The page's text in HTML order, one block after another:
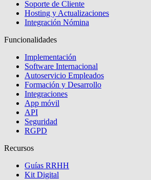
Soporte de Cliente
Hosting y Actualizaciones
Integración Nómina
Funcionalidades
Implementación
Software Internacional
Autoservicio Empleados
Formación y Desarrollo
Integraciones
App móvil
API
Seguridad
RGPD
Recursos
Guías RRHH
Kit Digital